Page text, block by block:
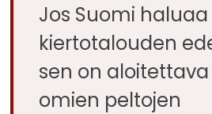
Jos Suomi
kiertotalouden
sen on
omien peltojen